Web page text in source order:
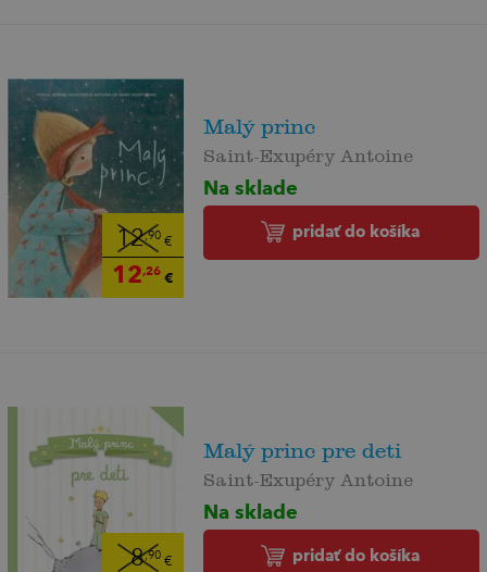
12,90€
12,26€
Malý princ
Saint-Exupéry Antoine
Na sklade
pridať do košíka
8,90€
Malý princ pre deti
Saint-Exupéry Antoine
Na sklade
pridať do košíka